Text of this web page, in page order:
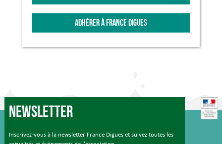
ADHÉRER À FRANCE DIGUES
Newsletter
Inscrivez-vous à la newsletter France Digues et suivez toutes les